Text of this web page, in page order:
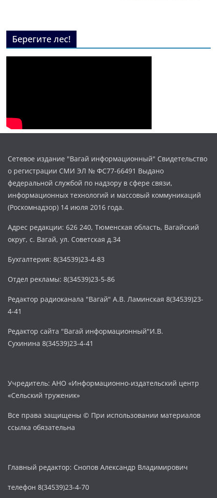
Берегите лес!
Сетевое издание "Вагай информационный" Свидетельство
о регистрации СМИ ЭЛ № ФС77-66491 Выдано
федеральной службой по надзору в сфере связи,
информационных технологий и массовый коммуникаций
(Роскомнадзор) 14 июля 2016 года.
Адрес редакции: 626 240, Тюменская область, Вагайский
округ, с. Вагай, ул. Советская д.34
Бухгалтерия: 8(34539)23-4-83
Отдел рекламы: 8(34539)23-5-86
Редактор радиоканала "Вагай" А.В. Ламинская 8(34539)23-
4-41
Редактор сайта "Вагай информационный"И.В.
Сухинина 8(34539)23-4-41
Учредитель: АНО «Информационно-издательский центр
«Сельский труженик»
Все права защищены © При использовании материалов
ссылка обязательна
Главный редактор: Снопов Александр Владимирович
телефон 8(34539)23-4-70